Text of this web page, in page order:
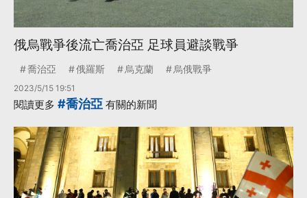
俄烏戰爭後流亡喬治亞 足球員避談戰爭
喬治亞 俄羅斯 烏克蘭 烏俄戰爭
2023/5/15 19:51
閱讀更多 #喬治亞 有關的新聞